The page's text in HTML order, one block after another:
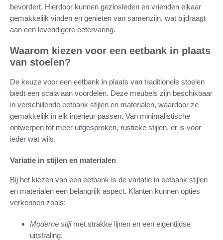
bevordert. Hierdoor kunnen gezinsleden en vrienden elkaar
gemakkelijk vinden en genieten van samenzijn, wat bijdraagt
aan een levendigere eetervaring.
Waarom kiezen voor een eetbank in plaats
van stoelen?
De keuze voor een eetbank in plaats van traditionele stoelen
biedt een scala aan voordelen. Deze meubels zijn beschikbaar
in verschillende eetbank stijlen en materialen, waardoor ze
gemakkelijk in elk interieur passen. Van minimalistische
ontwerpen tot meer uitgesproken, rustieke stijlen, er is voor
ieder wat wils.
Variatie in stijlen en materialen
Bij het kiezen van een eetbank is de variatie in eetbank stijlen
en materialen een belangrijk aspect. Klanten kunnen opties
verkennen zoals:
Moderne stijlmet strakke lijnen en een eigentijdse
uitstraling.